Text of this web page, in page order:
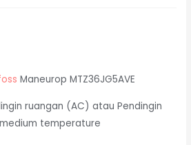
Maneurop MTZ36JG5AVE
ruangan (AC) atau Pendingin
temperature